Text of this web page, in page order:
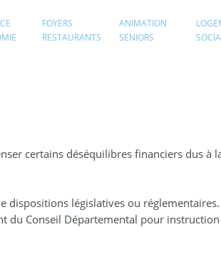
FOYERS
RESTAURANTS
ANIMATION
SENIORS
certains déséquilibres financiers dus à
législatives ou réglementaires.
du Conseil Départemental pour